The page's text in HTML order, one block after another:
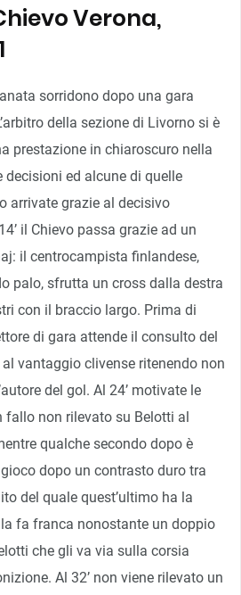
Verona,
sorridono dopo una gara
della sezione di Livorno si è
prestazione in chiaroscuro nella
decisioni ed alcune di quelle
arrivate grazie al decisivo
il Chievo passa grazie ad un
il centrocampista finlandese,
palo, sfrutta un cross dalla destra
con il braccio largo. Prima di
di gara attende il consulto del
vantaggio clivense ritenendo non
del gol. Al 24’ motivate le
fallo non rilevato su Belotti al
qualche secondo dopo è
dopo un contrasto duro tra
del quale quest’ultimo ha la
la fa franca nonostante un doppio
che gli va via sulla corsia
Al 32’ non viene rilevato un